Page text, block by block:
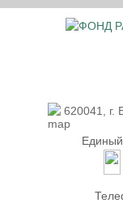
620041, г.